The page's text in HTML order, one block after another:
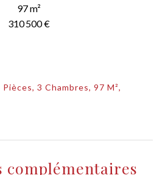
97 m²
310 500 €
3 Chambres, 97 M²,